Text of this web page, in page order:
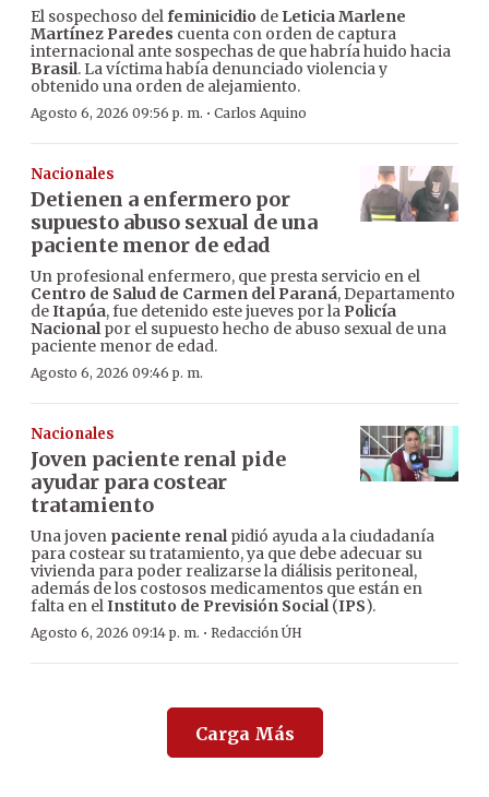
El sospechoso delfeminicidio de Leticia Marlene
Martínez Paredes cuenta con orden de captura
internacional ante sospechas de que habría huido hacia
Brasil. La víctima había denunciado violencia y
obtenido una orden de alejamiento.
Agosto 6, 2026 09:56 p. m. · Carlos Aquino
Nacionales
Detienen a enfermero por
supuesto abuso sexual de una
paciente menor de edad
Un profesional enfermero, que presta servicio en el
Centro de Salud de Carmen del Paraná, Departamento
deItapúa, fue detenido este jueves por la Policía
Nacionalpor el supuesto hecho de abuso sexual de una
paciente menor de edad.
Agosto 6, 2026 09:46 p. m.
Nacionales
Joven paciente renal pide
ayudar para costear
tratamiento
Una joven paciente renalpidió ayuda a la ciudadanía
para costear su tratamiento, ya que debe adecuar su
vivienda para poder realizarse la diálisis peritoneal,
además de los costosos medicamentos que están en
falta en elInstituto de Previsión Social(IPS).
Agosto 6, 2026 09:14 p. m. · Redacción ÚH
Carga Más